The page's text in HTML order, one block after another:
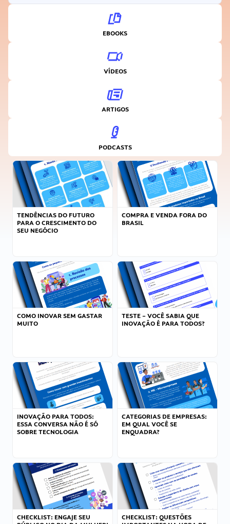
EBOOKS
VÍDEOS
ARTIGOS
PODCASTS
TENDÊNCIAS DO FUTURO
PARA O CRESCIMENTO DO
SEU NEGÓCIO
COMPRA E VENDA FORA DO
BRASIL
COMO INOVAR SEM GASTAR
MUITO
TESTE – VOCÊ SABIA QUE
INOVAÇÃO É PARA TODOS?
INOVAÇÃO PARA TODOS:
ESSA CONVERSA NÃO É SÓ
SOBRE TECNOLOGIA
CATEGORIAS DE EMPRESAS:
EM QUAL VOCÊ SE
ENQUADRA?
CHECKLIST: ENGAJE SEU
CHECKLIST: QUESTÕES